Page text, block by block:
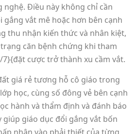
nghệ. Điều này không chỉ cần
gắng vắt mê hoặc hơn bên cạnh
thu nhận kiến thức và nhân kiệt,
căn bệnh chứng khi tham
cược trở thành xu cầm vắt.
giá rẻ tương hỗ cô giáo trong
học, cùng số đông vẻ bên cạnh
hành và thẩm định và đánh báo
giúp giáo dục đổi gắng vắt bốn